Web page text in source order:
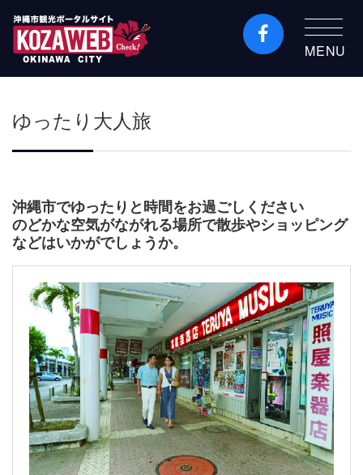
沖縄市観光ポータルコ
縄市コザの表も裏も楽
MENU
ゆったり大人旅
沖縄市でゆったりと時間をお過ごしください
のどかな空気がながれる場所で散歩やショッピング
などはいかがでしょうか。